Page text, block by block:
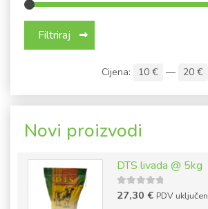
Filtriraj
Cijena: 10 € — 20 €
Novi proizvodi
DTS livada @ 5kg
5out of
5
27,30€ PDV uključen